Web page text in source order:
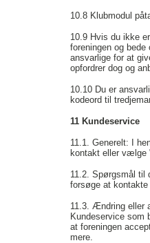
10.8 Klubmodul
10.9 Hvis du ikke
foreningen og
ansvarlige for at
opfordrer dog og
10.10 Du er
kodeord til
11 Kundeservice
11.1. Generelt: I
kontakt eller vælge
11.2. Spørgsmål til
forsøge at
11.3. Ændring eller
Kundeservice som
at foreningen
mere.